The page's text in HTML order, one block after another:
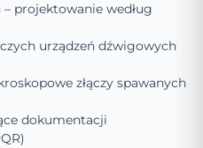
projektowanie według
urządzeń dźwigowych
złączy spawanych
dokumentacji